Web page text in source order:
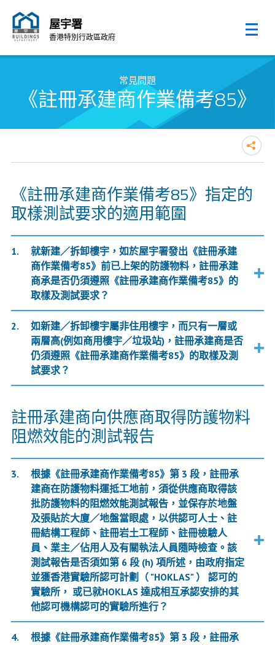
屋宇署
香港特別行政區政府
常見問題
《註冊承建商作業備考85》
《註冊承建商作業備考85》指定的
取樣測試要求的適用範圍
就新建／拆卸樓宇，如於屋宇署發出《註冊承建
商作業備考85》前已上架的防護物料，註冊承建
商承是否仍須遵照《註冊承建商作業備考85》的
取樣及測試要求？
如新建／拆卸樓宇屬非住用樓宇，而只有一層或
兩層高(例如商用樓宇／垃圾站)，註冊承建商是否
仍須遵照《註冊承建商作業備考85》的取樣及測
試要求？
註冊承建商向供應商取得防護物料
阻燃效能的測試報告
根據《註冊承建商作業備考85》第 3 段，註冊承
建商在防護物料運抵工地前，須從供應商取得該
批防護物料的阻燃效能測試報告，並保存於地盤
及張貼於大廈／地盤當眼處，以供認可人士、註
冊結構工程師、註冊岩土工程師、註冊檢驗人
員、業主／佔用人及有關執法人員隨時檢查。該
測試報告是否須如第 6 段 (h) 項所述，由政府指定
並獲香港實驗所認可計劃（ "HOKLAS" ） 認可的
實驗所， 或已就HOKLAS 達成相互承認安排的其
他認可機構認可的實驗所進行？
根據《註冊承建商作業備考85》第 3 段，註冊承